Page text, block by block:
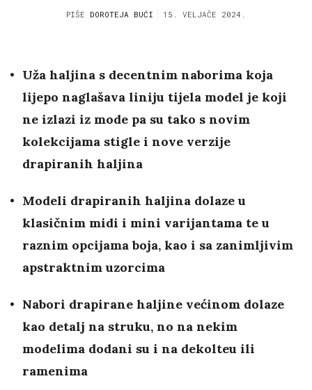
PIŠE DOROTEJA BUĆI 15. VELJAČE 2024.
Uža haljina s decentnim naborima koja
lijepo naglašava liniju tijela model je koji
ne izlazi iz mode pa su tako s novim
kolekcijama stigle i nove verzije
drapiranih haljina
Modeli drapiranih haljina dolaze u
klasičnim midi i mini varijantama te u
raznim opcijama boja, kao i sa zanimljivim
apstraktnim uzorcima
Nabori drapirane haljine većinom dolaze
kao detalj na struku, no na nekim
modelima dodani su i na dekolteu ili
ramenima